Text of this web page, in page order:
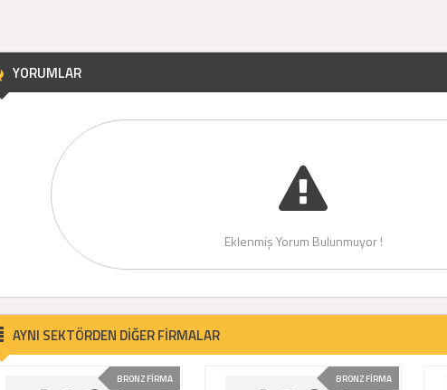
YORUMLAR
Eklenmiş Yorum Bulunmuyor !
AYNI SEKTÖRDEN DİĞER FİRMALAR
BRONZ FİRMA BRONZ FİRMA